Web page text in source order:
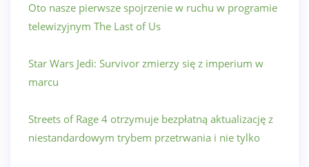
Oto nasze pierwsze spojrzenie w ruchu w programie
telewizyjnym The Last of Us
Star Wars Jedi: Survivor zmierzy się z imperium w
marcu
Streets of Rage 4 otrzymuje bezpłatną aktualizację z
niestandardowym trybem przetrwania i nie tylko